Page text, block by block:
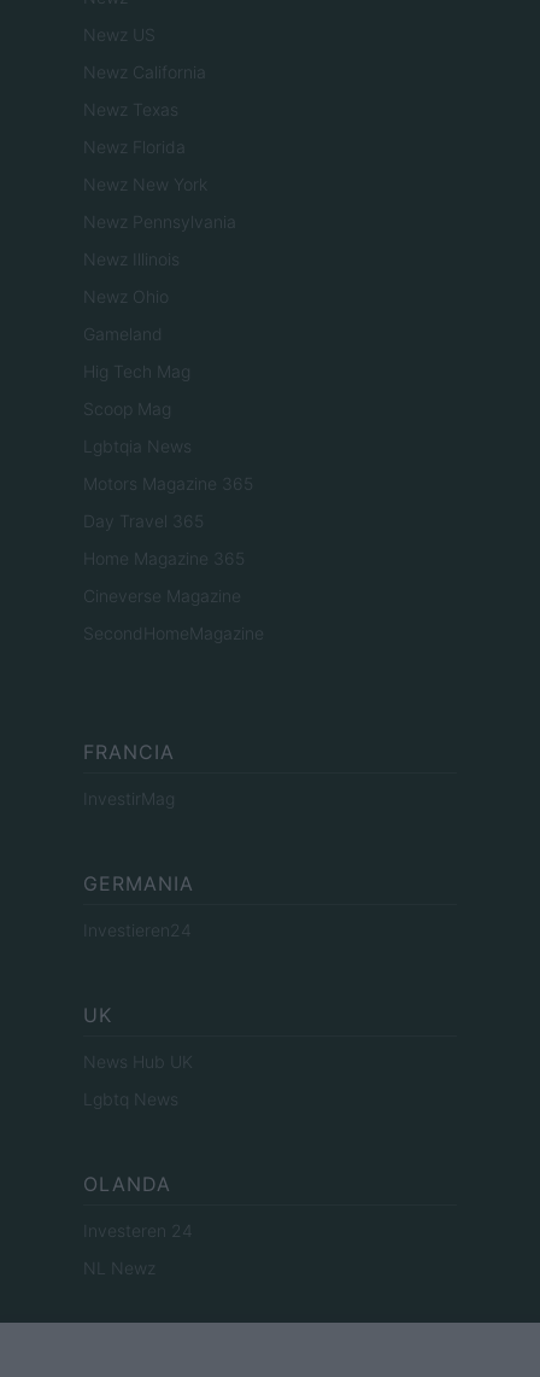
Newz US
Newz California
Newz Texas
Newz Florida
Newz New York
Newz Pennsylvania
Newz Illinois
Newz Ohio
Gameland
Hig Tech Mag
Scoop Mag
Lgbtqia News
Motors Magazine 365
Day Travel 365
Home Magazine 365
Cineverse Magazine
SecondHomeMagazine
FRANCIA
InvestirMag
GERMANIA
Investieren24
UK
News Hub UK
Lgbtq News
OLANDA
Investeren 24
NL Newz